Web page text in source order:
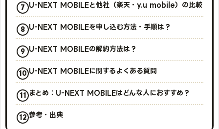
U-NEXT MOBILEと他社（楽天・y.u mobile）の比較
U-NEXT MOBILEを申し込む方法・手順は？
U-NEXT MOBILEの解約方法は？
U-NEXT MOBILEに関するよくある質問
まとめ：U-NEXT MOBILEはどんな人におすすめ？
参考・出典